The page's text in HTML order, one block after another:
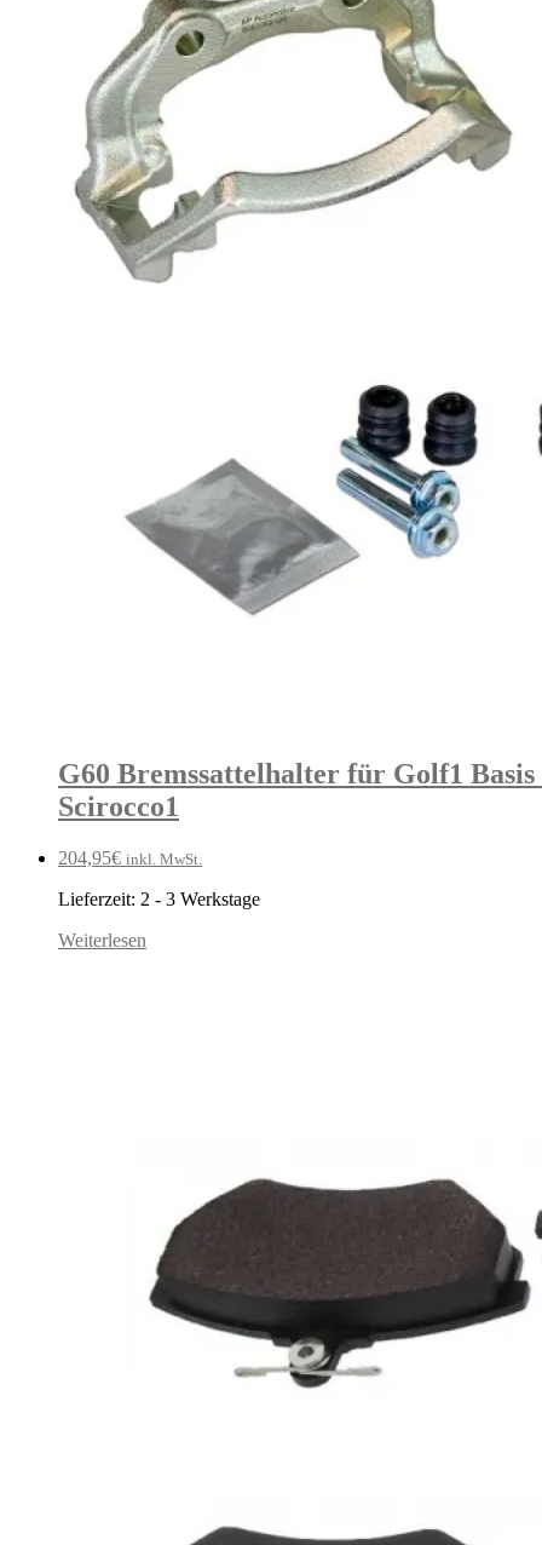
G60 Bremssattelhalter für Golf1
Scirocco1
204,95€ inkl. MwSt.
Lieferzeit: 2 - 3 Werkstage
Weiterlesen